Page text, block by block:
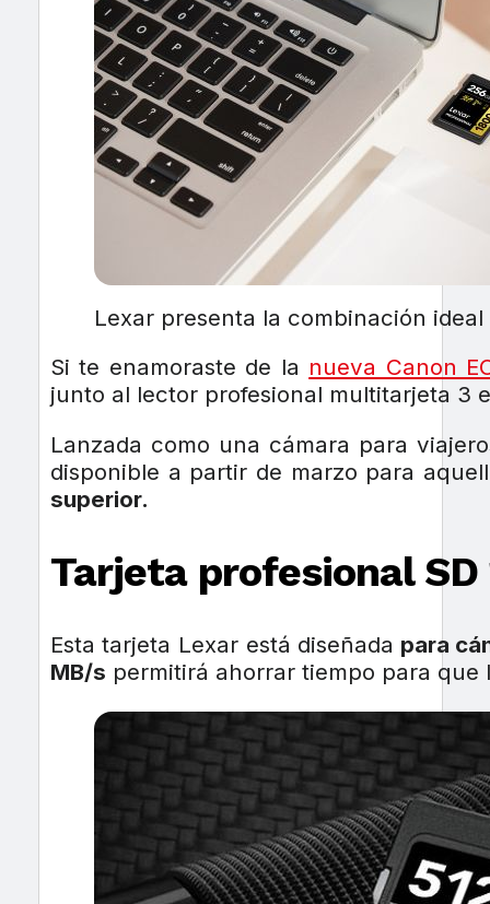
Lexar presenta la combinación
Si te enamoraste de la nueva Canon
junto al lector profesional multitarjeta 3
Lanzada como una cámara para
disponible a partir de marzo para
superior.
Tarjeta profesional SD
Esta tarjeta Lexar está diseñada para
MB/s permitirá ahorrar tiempo para